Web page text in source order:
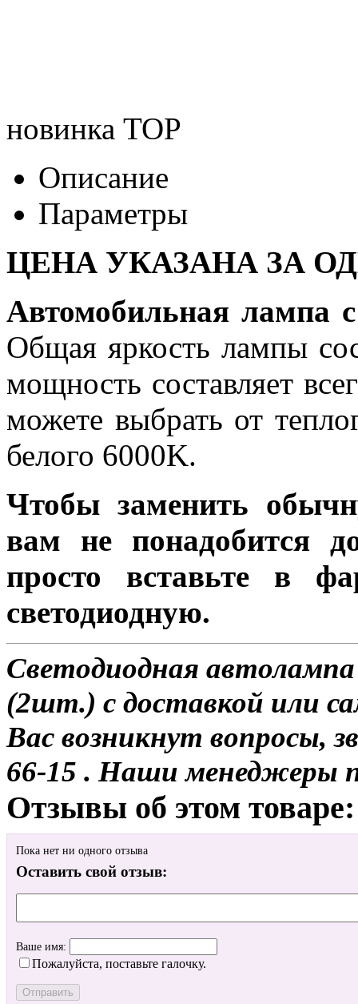
новинка TOP
Описание
Параметры
ЦЕНА УКАЗАНА ЗА
Автомобильная лампа
Общая яркость лампы
мощность составляет
можете выбрать от
белого 6000K.
Чтобы заменить
вам не понадобится
просто вставьте в
светодиодную.
Светодиодная
(2шт.) с доставкой или
Вас возникнут вопросы,
66-15 . Наши менеджеры
Отзывы об этом товаре:
Пока нет ни одного отзыва
Оставить свой отзыв:
Ваше имя:
Пожалуйста, поставьте галочку.